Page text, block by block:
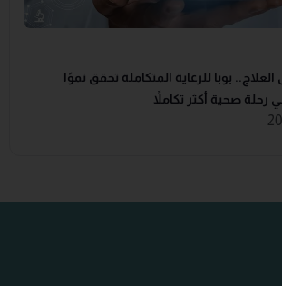
بوبا للرعاية المتكاملة تحقق نموًا